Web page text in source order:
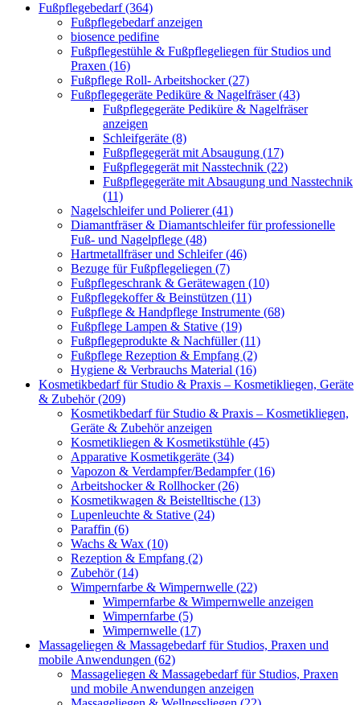
Fußpflegebedarf (364)
Fußpflegebedarf anzeigen
biosence pedifine
Fußpflegestühle & Fußpflegeliegen für Studios und
Praxen (16)
Fußpflege Roll- Arbeitshocker (27)
Fußpflegegeräte Pediküre & Nagelfräser (43)
Fußpflegegeräte Pediküre & Nagelfräser
anzeigen
Schleifgeräte (8)
Fußpflegegerät mit Absaugung (17)
Fußpflegegerät mit Nasstechnik (22)
Fußpflegegeräte mit Absaugung und Nasstechnik
(11)
Nagelschleifer und Polierer (41)
Diamantfräser & Diamantschleifer für professionelle
Fuß- und Nagelpflege (48)
Hartmetallfräser und Schleifer (46)
Bezuge für Fußpflegeliegen (7)
Fußpflegeschrank & Gerätewagen (10)
Fußpflegekoffer & Beinstützen (11)
Fußpflege & Handpflege Instrumente (68)
Fußpflege Lampen & Stative (19)
Fußpflegeprodukte & Nachfüller (11)
Fußpflege Rezeption & Empfang (2)
Hygiene & Verbrauchs Material (16)
Kosmetikbedarf für Studio & Praxis – Kosmetikliegen, Geräte
& Zubehör (209)
Kosmetikbedarf für Studio & Praxis – Kosmetikliegen,
Geräte & Zubehör anzeigen
Kosmetikliegen & Kosmetikstühle (45)
Apparative Kosmetikgeräte (34)
Vapozon & Verdampfer/Bedampfer (16)
Arbeitshocker & Rollhocker (26)
Kosmetikwagen & Beistelltische (13)
Lupenleuchte & Stative (24)
Paraffin (6)
Wachs & Wax (10)
Rezeption & Empfang (2)
Zubehör (14)
Wimpernfarbe & Wimpernwelle (22)
Wimpernfarbe & Wimpernwelle anzeigen
Wimpernfarbe (5)
Wimpernwelle (17)
Massageliegen & Massagebedarf für Studios, Praxen und
mobile Anwendungen (62)
Massageliegen & Massagebedarf für Studios, Praxen
und mobile Anwendungen anzeigen